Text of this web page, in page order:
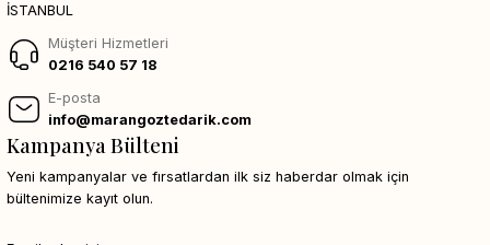
İSTANBUL
Müşteri Hizmetleri
0216 540 57 18
E-posta
info@marangoztedarik.com
Kampanya Bülteni
Yeni kampanyalar ve fırsatlardan ilk siz haberdar olmak için
bültenimize kayıt olun.